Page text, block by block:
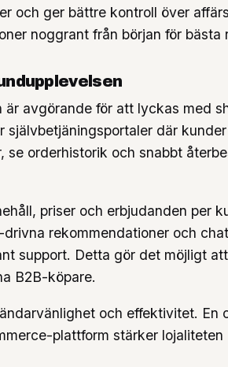
och ger bättre kontroll över
noggrant från början för bästa
är avgörande för att lyckas med
självbetjäningsportaler där
se orderhistorik och snabbt
priser och erbjudanden per
drivna rekommendationer och
support. Detta gör det möjligt
B2B-köpare.
och effektivitet. En
plattform stärker lojaliteten